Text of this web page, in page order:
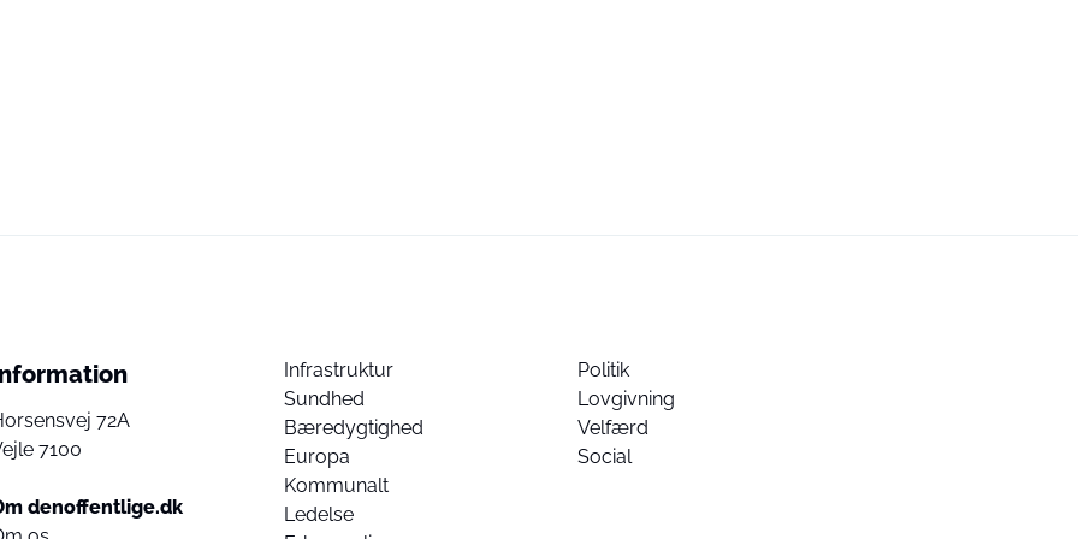
72A
7100
denoffentlige.dk
Infrastruktur
Sundhed
Bæredygtighed
Europa
Kommunalt
Ledelse
Politik
Lovgivning
Velfærd
Social